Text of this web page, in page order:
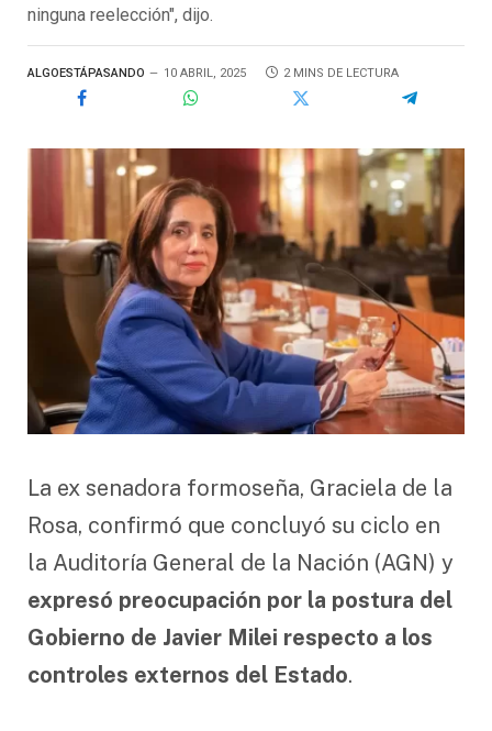
ninguna reelección", dijo.
ALGOESTÁPASANDO 10 ABRIL, 2025 2 MINS DE LECTURA
La ex senadora formoseña, Graciela de la
Rosa, confirmó que concluyó su ciclo en
la Auditoría General de la Nación (AGN) y
expresó preocupación por la postura del
Gobierno de Javier Milei respecto a los
controles externos del Estado.